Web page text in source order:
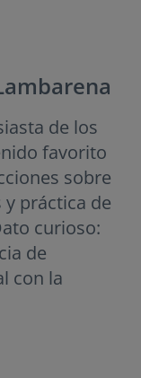
de los
favorito
sobre
práctica de
curioso:
de
con la